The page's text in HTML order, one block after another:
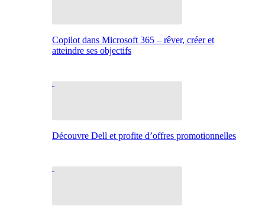
Copilot dans Microsoft 365 – rêver, créer et
atteindre ses objectifs
Découvre Dell et profite d’offres promotionnelles